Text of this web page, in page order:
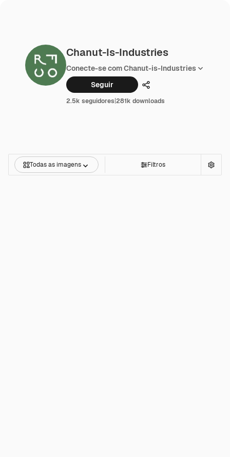
Chanut-Is-Industries
Conecte-se com Chanut-is-Industries
Seguir
Compartilhar
2.5k seguidores|281k downloads
Todas as imagens Filtros